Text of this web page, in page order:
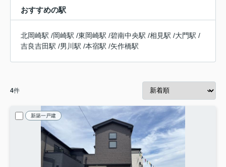
おすすめの駅
北岡崎駅 /岡崎駅 /東岡崎駅 /碧南中央駅 /相見駅 /大門駅 /
吉良吉田駅 /男川駅 /本宿駅 /矢作橋駅
4件
新築一戸建